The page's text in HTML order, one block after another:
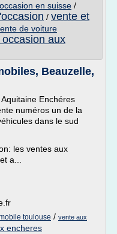
en suisse /
/ vente et
de voiture
aux
Beauzelle,
Enchéres
numéros un de la
dans le sud
les ventes aux
a...
toulouse / vente aux
encheres